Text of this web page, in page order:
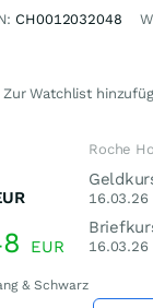
CH0012032048
Zur Watchlist
EUR
& Schwarz
Roche
16.03.26
16.03.26